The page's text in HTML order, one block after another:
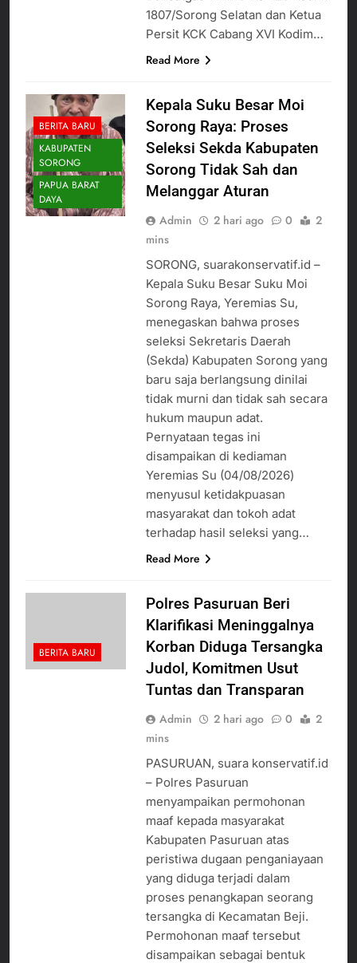
1807/Sorong Selatan dan Ketua
Persit KCK Cabang XVI Kodim…
Read More
BERITA BARU
KABUPATEN
SORONG
PAPUA BARAT
DAYA
Kepala Suku Besar Moi
Sorong Raya: Proses
Seleksi Sekda Kabupaten
Sorong Tidak Sah dan
Melanggar Aturan
Admin 2 hari ago 0
2
mins
SORONG, suarakonservatif.id –
Kepala Suku Besar Suku Moi
Sorong Raya, Yeremias Su,
menegaskan bahwa proses
seleksi Sekretaris Daerah
(Sekda) Kabupaten Sorong yang
baru saja berlangsung dinilai
tidak murni dan tidak sah secara
hukum maupun adat.
Pernyataan tegas ini
disampaikan di kediaman
Yeremias Su (04/08/2026)
menyusul ketidakpuasan
masyarakat dan tokoh adat
terhadap hasil seleksi yang…
Read More
BERITA BARU
Polres Pasuruan Beri
Klarifikasi Meninggalnya
Korban Diduga Tersangka
Judol, Komitmen Usut
Tuntas dan Transparan
Admin 2 hari ago 0
2
mins
PASURUAN, suara konservatif.id
– Polres Pasuruan
menyampaikan permohonan
maaf kepada masyarakat
Kabupaten Pasuruan atas
peristiwa dugaan penganiayaan
yang diduga terjadi dalam
proses penangkapan seorang
tersangka di Kecamatan Beji.
Permohonan maaf tersebut
disampaikan sebagai bentuk